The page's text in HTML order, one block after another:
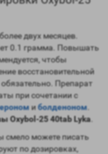
двух месяцев.
0.1 грамма. Повышать
чтобы
восстановительной
Препарат
при сочетании с
иболденоном
Oxybol-25 40tab Lyka
можете писать
по дозировках,